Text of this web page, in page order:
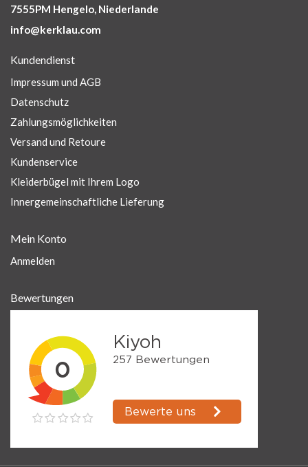
7555PM Hengelo, Niederlande
info@kerklau.com
Kundendienst
Impressum und AGB
Datenschutz
Zahlungsmöglichkeiten
Versand und Retoure
Kundenservice
Kleiderbügel mit Ihrem Logo
Innergemeinschaftliche Lieferung
Mein Konto
Anmelden
Bewertungen